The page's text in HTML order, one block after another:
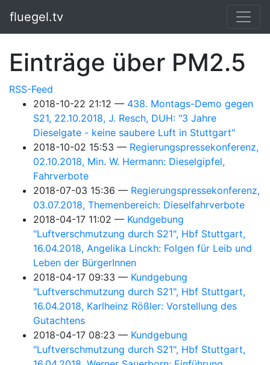
fluegel.tv
Einträge über PM2.5
RSS-Feed
2018-10-22 21:12
438. Montags-Demo gegen
S21, 22.10.2018, J. Resch, DUH: "3 Jahre
Dieselgate - keine saubere Luft in Stuttgart"
2018-10-02 15:53
Regierungspressekonferenz,
02.10.2018, Min. W. Hermann: Dieselgipfel,
Fahrverbote
2018-07-03 15:36
Regierungspressekonferenz,
03.07.2018, Themenbereich: Dieselfahrverbote
2018-04-17 11:02
Kundgebung
"Luftverschmutzung durch S21", Hbf Stuttgart,
16.04.2018, Angelika Linckh: Folgen für Leib und
Leben der BürgerInnen
2018-04-17 09:33
Kundgebung
"Luftverschmutzung durch S21", Hbf Stuttgart,
16.04.2018, Karlheinz Rößler: Vorstellung des
Gutachtens
2018-04-17 08:23
Kundgebung
"Luftverschmutzung durch S21", Hbf Stuttgart,